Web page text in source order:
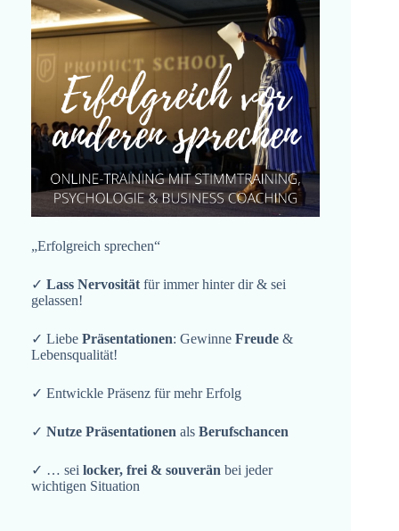
„Erfolgreich sprechen“
✓ Lass Nervositätfür immer hinter dir & sei
gelassen!
✓ Liebe Präsentationen: Gewinne Freude &
Lebensqualität!
✓ Entwickle Präsenz für mehr Erfolg
✓ Nutze Präsentationen als Berufschancen
✓ … sei locker, frei & souverän bei jeder
wichtigen Situation